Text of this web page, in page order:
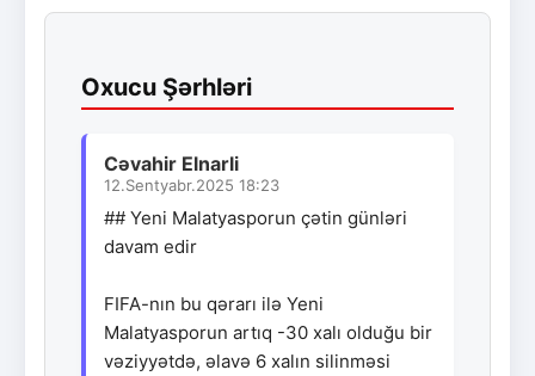
Oxucu Şərhləri
Cəvahir Elnarli
12.Sentyabr.2025 18:23
## Yeni Malatyasporun çətin günləri
davam edir
FIFA-nın bu qərarı ilə Yeni
Malatyasporun artıq -30 xalı olduğu bir
vəziyyətdə, əlavə 6 xalın silinməsi